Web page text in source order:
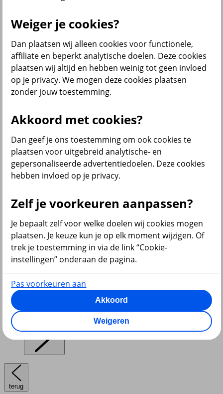
Producten
Situaties Klantenservice
terug
Producten
Beleggen
Sparen
Pensioen en lijfrente
terug
Weiger je cookies?
Dan plaatsen wij alleen cookies voor functionele,
affiliate en beperkt analytische doelen. Deze cookies
plaatsen wij altijd en hebben weinig tot geen invloed
op je privacy. We mogen deze cookies plaatsen
zonder jouw toestemming.
Akkoord met cookies?
Dan geef je ons toestemming om ook cookies te
plaatsen voor uitgebreid analytische- en
gepersonaliseerde advertentiedoelen. Deze cookies
hebben invloed op je privacy.
Zelf je voorkeuren aanpassen?
Je bepaalt zelf voor welke doelen wij cookies mogen
plaatsen. Je keuze kun je op elk moment wijzigen. Of
trek je toestemming in via de link “Cookie-
instellingen” onderaan de pagina.
Pas voorkeuren aan
Akkoord
Weigeren